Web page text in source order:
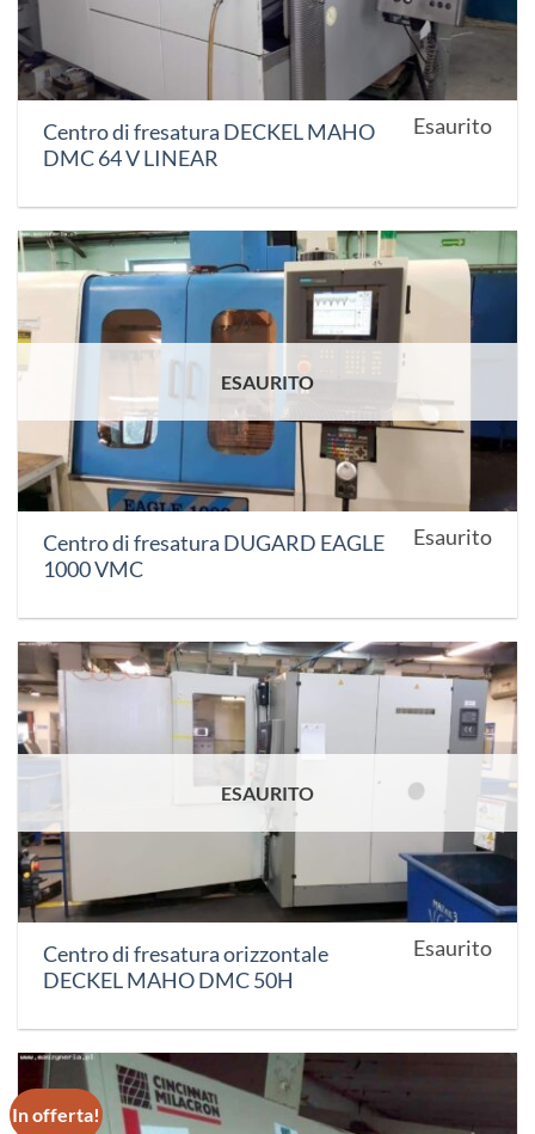
Centro di fresatura DECKEL MAHO
DMC 64 V LINEAR
Esaurito
ESAURITO
Centro di fresatura DUGARD EAGLE
1000 VMC
Esaurito
ESAURITO
Centro di fresatura orizzontale
DECKEL MAHO DMC 50H
Esaurito
In offerta!